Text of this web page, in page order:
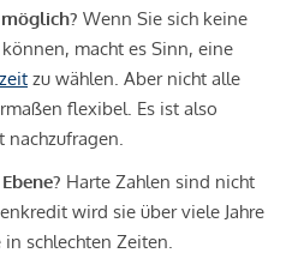
Wenn Sie sich keine
macht es Sinn, eine
zu wählen. Aber nicht alle
flexibel. Es ist also
nachzufragen.
Harte Zahlen sind nicht
wird sie über viele Jahre
schlechten Zeiten.